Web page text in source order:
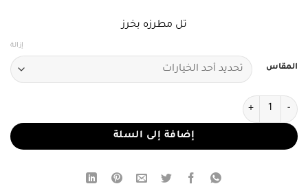
تل مطرزه بخرز
المقاس
إزالة
كمية فستان سهرة زيتي فاخر
إضافة إلى السلة